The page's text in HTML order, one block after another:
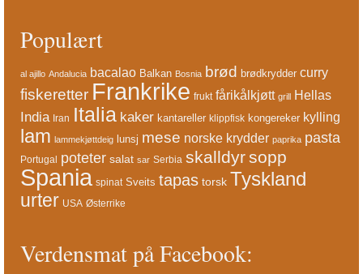
Populært
al ajillo Andalucia bacalao Balkan Bosnia brød brødkrydder curry
fiskeretter Frankrike frukt fårikålkjøtt grill Hellas
India Iran Italia kaker kantareller klippfisk kongereker kylling
lam lammekjøttdeig lunsj mese norske krydder paprika pasta
Portugal poteter salat sar Serbia skalldyrsopp
Spania spinat Sveits tapas torsk Tyskland
urter USA Østerrike
Verdensmat på Facebook: